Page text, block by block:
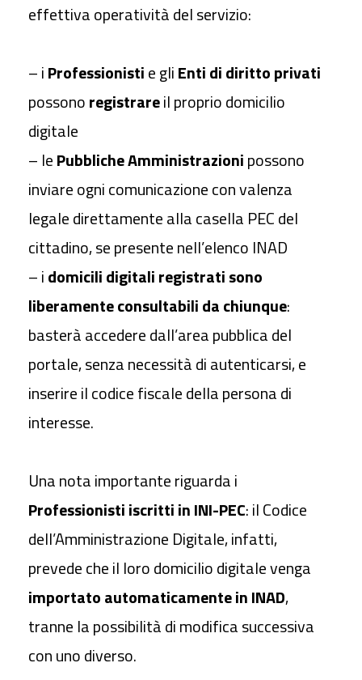
effettiva operatività del servizio:
– iProfessionistie gliEnti di diritto privati
possonoregistrareil proprio domicilio
digitale
– lePubbliche Amministrazionipossono
inviare ogni comunicazione con valenza
legale direttamente alla casella PEC del
cittadino, se presente nell’elenco INAD
– idomicili digitali registrati sono
liberamente consultabili da chiunque:
basterà accedere dall’area pubblica del
portale, senza necessità di autenticarsi, e
inserire il codice fiscale della persona di
interesse.
Una nota importante riguarda i
Professionisti iscritti in INI-PEC: il Codice
dell’Amministrazione Digitale, infatti,
prevede che il loro domicilio digitale venga
importato automaticamente in INAD,
tranne la possibilità di modifica successiva
con uno diverso.